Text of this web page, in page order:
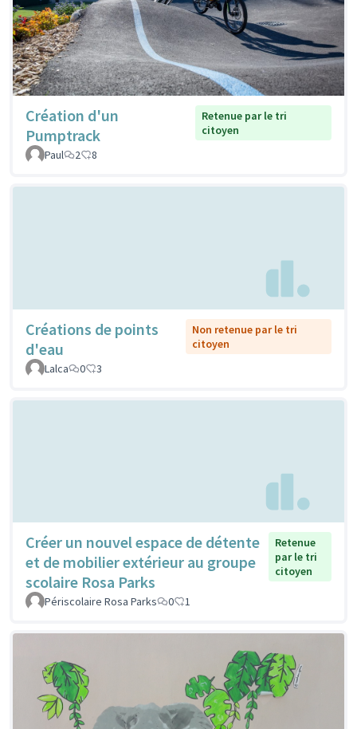
Création d'un
Pumptrack
Retenue par le tri
citoyen
Paul
2 8
Créations de points
d'eau
Non retenue par le tri
citoyen
Lalca
0 3
Créer un nouvel espace de détente
et de mobilier extérieur au groupe
scolaire Rosa Parks
Retenue
par le tri
citoyen
Périscolaire Rosa Parks 0 1